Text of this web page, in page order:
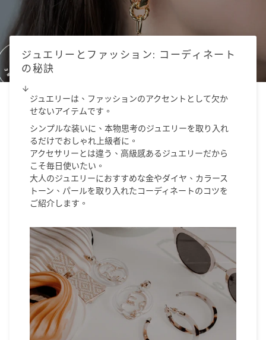
ジュエリーとファッション: コーディネート
の秘訣
ジュエリーは、ファッションのアクセントとして欠か
せないアイテムです。
シンプルな装いに、本物思考のジュエリーを取り入れ
るだけでおしゃれ上級者に。
アクセサリーとは違う、高級感あるジュエリーだから
こそ毎日使いたい。
大人のジュエリーにおすすめな金やダイヤ、カラース
トーン、パールを取り入れたコーディネートのコツを
ご紹介します。